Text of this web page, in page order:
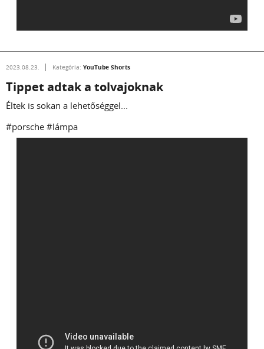
2023.08.23. Kategória: YouTube Shorts
Tippet adtak a tolvajoknak
Éltek is sokan a lehetőséggel...
#porsche #lámpa